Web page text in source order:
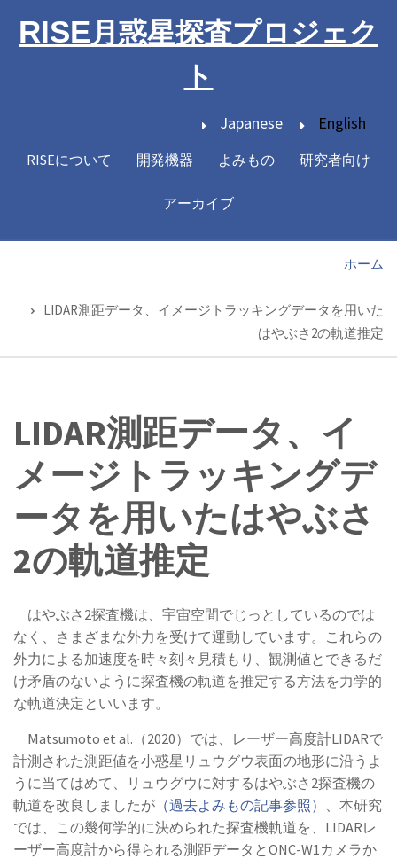
RISE月惑星探査プロジェク
ト
Japanese English
Main
RISEについて 開発機器 よみもの 研究者向け
アーカイブ
ホーム
LIDAR測距データ、イメージトラッキングデータを用いた
はやぶさ2の軌道推定
LIDAR測距データ、イ
メージトラッキングデ
ータを用いたはやぶさ
2の軌道推定
はやぶさ2探査機は、宇宙空間でじっとしているのでは
なく、さまざまな外力を受けて運動しています。これらの
外力による加速度を時々刻々見積もり、観測値とできるだ
け矛盾のないように探査機の軌道を推定する方法を力学的
な軌道決定といいます。
Matsumoto et al.（2020）では、レーザー高度計LIDARで
計測された測距値を小惑星リュウグウ表面の地形に沿うよ
うに当てはめて、リュウグウに対するはやぶさ2探査機の
軌道を改良しましたが （過去よみもの記事参照） 、本研究
では、この幾何学的に決められた探査機軌道を、LIDARレ
ーザー高度計から得られる測距データとONC-W1カメラか